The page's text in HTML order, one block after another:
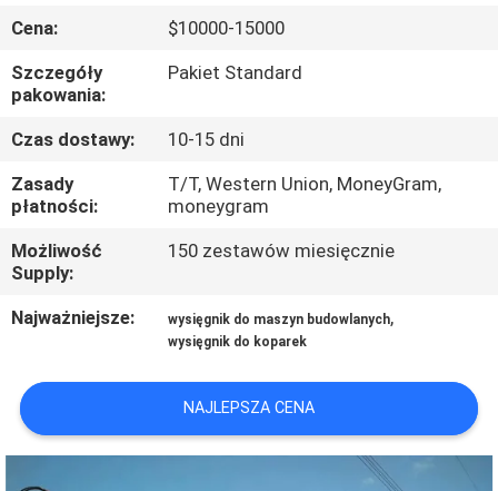
WYCIECZKA
PO
FABRYCE
KONTROLA
JAKOŚCI
NOWOŚCI
WYCENĘ
Cena:
$10000-15000
Szczegóły
pakowania:
Pakiet Standard
Czas dostawy:
10-15 dni
Zasady
płatności:
T/T, Western Union, MoneyGram,
moneygram
Możliwość
Supply:
150 zestawów miesięcznie
Najważniejsze: wysięgnik do maszyn budowlanych,
wysięgnik do koparek
NAJLEPSZA CENA